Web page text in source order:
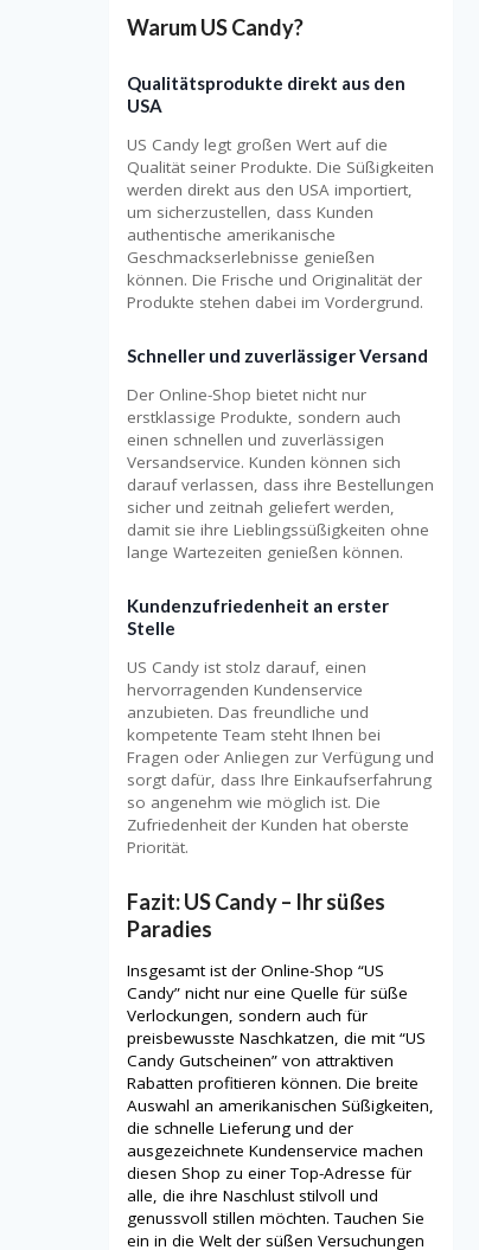
Warum US Candy?
Qualitätsprodukte direkt aus den
USA
US Candy legt großen Wert auf die
Qualität seiner Produkte. Die Süßigkeiten
werden direkt aus den USA importiert,
um sicherzustellen, dass Kunden
authentische amerikanische
Geschmackserlebnisse genießen
können. Die Frische und Originalität der
Produkte stehen dabei im Vordergrund.
Schneller und zuverlässiger Versand
Der Online-Shop bietet nicht nur
erstklassige Produkte, sondern auch
einen schnellen und zuverlässigen
Versandservice. Kunden können sich
darauf verlassen, dass ihre Bestellungen
sicher und zeitnah geliefert werden,
damit sie ihre Lieblingssüßigkeiten ohne
lange Wartezeiten genießen können.
Kundenzufriedenheit an erster
Stelle
US Candy ist stolz darauf, einen
hervorragenden Kundenservice
anzubieten. Das freundliche und
kompetente Team steht Ihnen bei
Fragen oder Anliegen zur Verfügung und
sorgt dafür, dass Ihre Einkaufserfahrung
so angenehm wie möglich ist. Die
Zufriedenheit der Kunden hat oberste
Priorität.
Fazit: US Candy – Ihr süßes
Paradies
Insgesamt ist der Online-Shop “US
Candy” nicht nur eine Quelle für süße
Verlockungen, sondern auch für
preisbewusste Naschkatzen, die mit “US
Candy Gutscheinen” von attraktiven
Rabatten profitieren können. Die breite
Auswahl an amerikanischen Süßigkeiten,
die schnelle Lieferung und der
ausgezeichnete Kundenservice machen
diesen Shop zu einer Top-Adresse für
alle, die ihre Naschlust stilvoll und
genussvoll stillen möchten. Tauchen Sie
ein in die Welt der süßen Versuchungen